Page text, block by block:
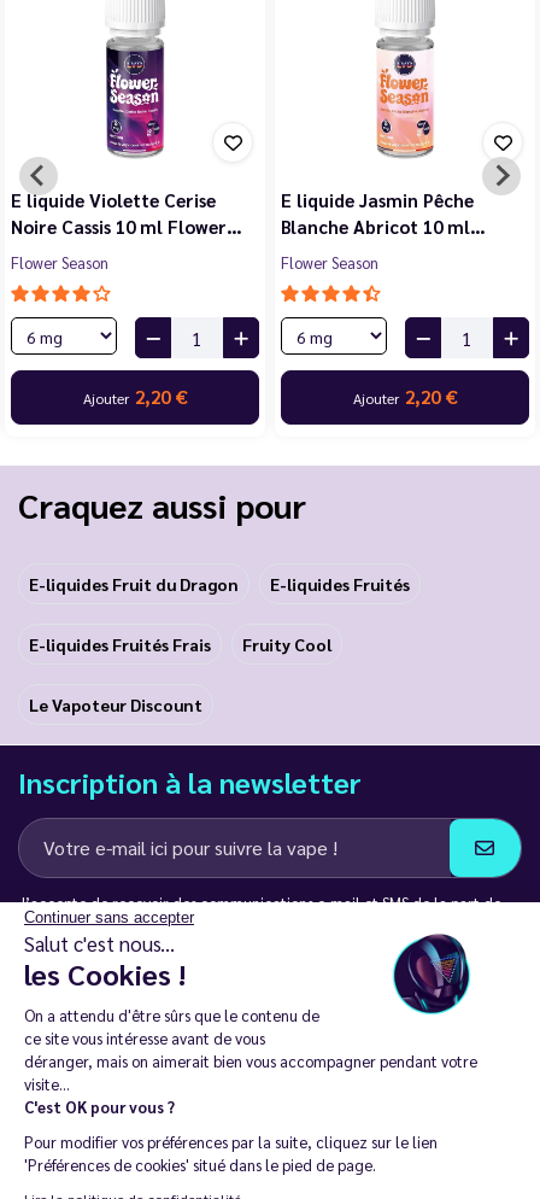
Continuer sans accepter
Salut c'est nous...
les Cookies !
On a attendu d'être sûrs que le contenu de
ce site vous intéresse avant de vous
déranger, mais on aimerait bien vous accompagner pendant votre
visite...
C'est OK pour vous ?
Pour modifier vos préférences par la suite, cliquez sur le lien
'Préférences de cookies' situé dans le pied de page.
E liquide Violette Cerise
Noire Cassis 10 ml Flower…
Flower Season
Ajouter 2,20 €
E liquide Jasmin Pêche
Blanche Abricot 10 ml…
Flower Season
Ajouter 2,20 €
Craquez aussi pour
E-liquides Fruit du Dragon E-liquides Fruités
E-liquides Fruités Frais Fruity Cool
Le Vapoteur Discount
Inscription à la newsletter
J’accepte de recevoir des communications e-mail et SMS de la part de
LD Groupe
Restez en contact
La vente de cigarette électronique est interdite chez les moins de
18 ans. 🔞
Copyright © 2014 - 2026 Le Vapoteur Discount - Tous droits